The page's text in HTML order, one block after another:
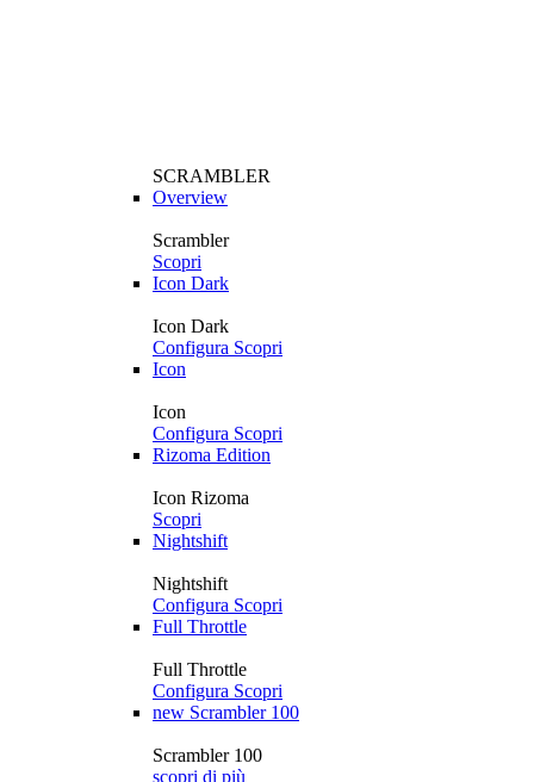
SCRAMBLER
Overview
Scrambler
Scopri
Icon Dark
Icon Dark
Configura Scopri
Icon
Icon
Configura Scopri
Rizoma Edition
Icon Rizoma
Scopri
Nightshift
Nightshift
Configura Scopri
Full Throttle
Full Throttle
Configura Scopri
new Scrambler 100
Scrambler 100
scopri di più